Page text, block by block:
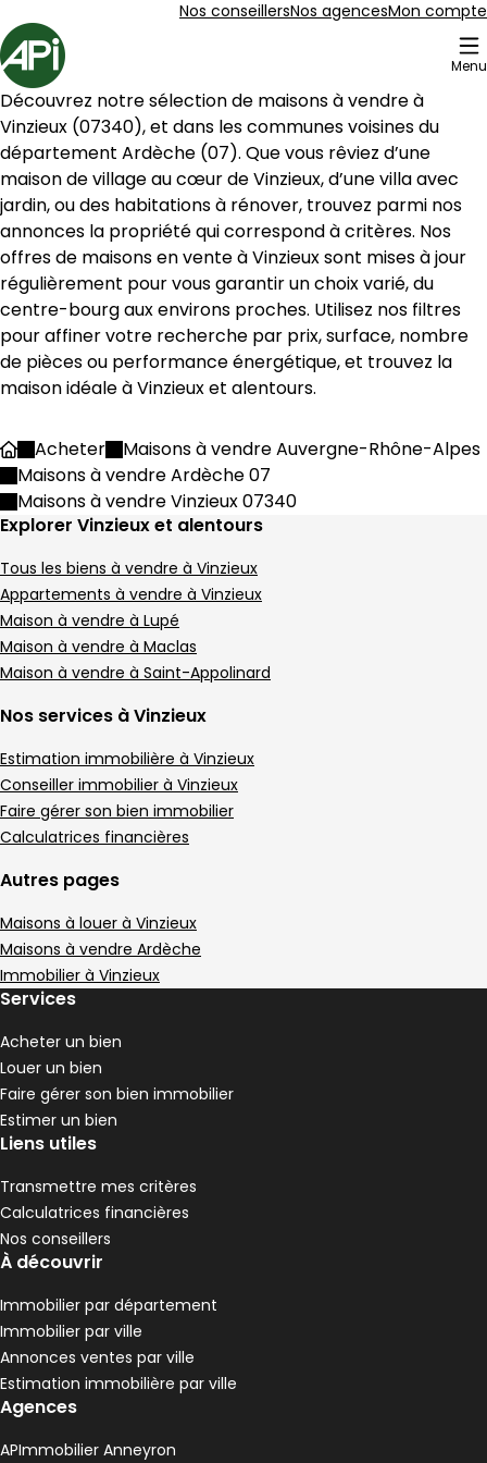
Nos conseillersNos agencesMon compte
Accueil
Menu
10 Maisons à vendre à Vinzieux (07340)
116 m² 5 pièces Maclas
Aller à l'image1
Aller à l'image2
Aller à l'image3
Aller à l'image4
Aller à l'image5
280 000 €
Maclas - 42520
Maison • 5 pièces • 116 m²
DPE :
D 4 chambres Terrain 286 m²
144 m² 4 pièces Peaugres
Aller à l'image 1
Aller à l'image 2
Aller à l'image3
Aller à l'image4
Aller à l'image5
269 000 €
Villa • 4 pièces • 144 m²
DPE :
C 3 chambres
,
Terrain 1056 m²
,
126 m² 4 pièces Saint-Appolinard
Aller à l'image1
Aller à l'image2
Aller à l'image3
Aller à l'image4
Aller à l'image5
380 000 €
Saint-Appolinard - 42520
Maison • 4 pièces • 126 m²
DPE :
C 3 chambres
,
Terrain 4056 m²
2 Terrasses
Aller à l'image1
Aller à l'image2
Aller à l'image3
Aller à l'image4
Aller à l'image5
Vinzieux (07340), et dans les communes voisines du
département Ardèche (07). Que vous rêviez d’une
maison de village au cœur de Vinzieux, d’une villa avec
jardin, ou des habitations à rénover, trouvez parmi nos
annonces la propriété qui correspond à critères. Nos
offres de maisons en vente à Vinzieux sont mises à jour
régulièrement pour vous garantir un choix varié, du
centre-bourg aux environs proches. Utilisez nos filtres
pour affiner votre recherche par prix, surface, nombre
de pièces ou performance énergétique, et trouvez la
maison idéale à Vinzieux et alentours.
AccueilAcheter
Maisons à vendre Auvergne-Rhône-Alpes
Maisons à vendre Ardèche 07
Maisons à vendre Vinzieux 07340
Explorer Vinzieux et alentours
Tous les biens à vendre à Vinzieux
Appartements à vendre à Vinzieux
Maison à vendre à Lupé
Maison à vendre à Maclas
Maison à vendre à Saint-Appolinard
Nos services à Vinzieux
Estimation immobilière à Vinzieux
Conseiller immobilier à Vinzieux
Faire gérer son bien immobilier
Calculatrices financières
Autres pages
Maisons à louer à Vinzieux
Maisons à vendre Ardèche
Immobilier à Vinzieux
Services
Acheter un bien
Louer un bien
Faire gérer son bien immobilier
Estimer un bien
Liens utiles
Transmettre mes critères
Calculatrices financières
Nos conseillers
À découvrir
Immobilier par département
Immobilier par ville
Annonces ventes par ville
Estimation immobilière par ville
Agences
APImmobilier Anneyron